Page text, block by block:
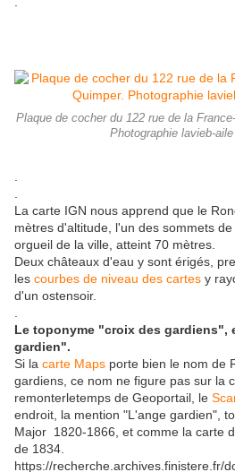
Plaque de cocher du 122 rue de la
Photographie lavieb-
La carte IGN nous apprend que le
mètres d'altitude, l'un des sommets
orgueil de la ville, atteint 70 mètres.
Deux châteaux d'eau y sont érigés,
les courbes de niveau des cartes y
d'un ostensoir.
Le toponyme "croix des gardiens",
gardien".
Si la carte Maps porte bien le nom de
gardiens, ce nom ne figure pas sur la
remonterletemps de Geoportail, le
endroit, la mention "L'ange gardien",
Major 1820-1866, et comme la carte
de 1834.
https://recherche.archives.finistere.fr/